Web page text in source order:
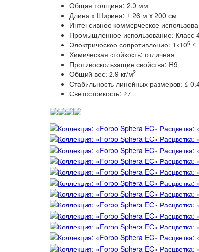
Общая толщина: 2.0 мм
Длина х Ширина: ± 26 м x 200 см
Интенсивное коммерческое
Промыщленное использование: Класс
Электрическое сопротивление: 1x106 ≤
Химическая стойкость: отличная
Противоскользащие свойства: R9
Общий вес: 2.9 кг/м2
Стабильность линейных размеров: ≤
Светостойкость: ≥7